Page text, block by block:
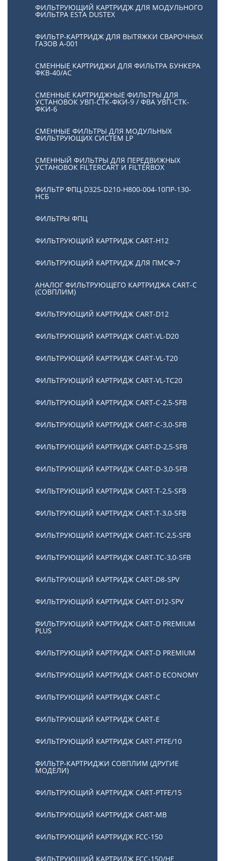
ФИЛЬТРУЮЩИЙ КАРТРИДЖ ДЛЯ МОДУЛЬНОГО
ФИЛЬТРА ESTA DUSTEX
ФИЛЬТР-КАРТРИДЖ ДЛЯ ВЫТЯЖКИ СВАРОЧНЫХ
ГАЗОВ А-001
СМЕННЫЕ КАРТРИДЖИ ДЛЯ ФИЛЬТРА БУНКЕРА
ФКВ-40/АС
СМЕННЫЕ КАРТРИДЖНЫЕ ФИЛЬТРЫ ДЛЯ
УСТАНОВОК УВП-СТК-ФКИ-9 / ФВА УВП-СТК-
ФКИ-6
СМЕННЫЕ ФИЛЬТРЫ ДЛЯ МОДУЛЬНЫХ
ФИЛЬТРУЮЩИХ СИСТЕМ LP
СМЕННЫЙ ФИЛЬТРЫ ДЛЯ ПЕРЕДВИЖНЫХ
УСТАНОВОК FILTERCART И FILTERBOX
ФИЛЬТР ФПЦ-D325-D210-H800-004-10ПР-130-
НСБ
ФИЛЬТРЫ ФПЦ
ФИЛЬТРУЮЩИЙ КАРТРИДЖ CART-H12
ФИЛЬТРУЮЩИЙ КАРТРИДЖ ДЛЯ ПМСФ-7
АНАЛОГ ФИЛЬТРУЮЩЕГО КАРТРИДЖА CART-C
(СОВПЛИМ)
ФИЛЬТРУЮЩИЙ КАРТРИДЖ CART-D12
ФИЛЬТРУЮЩИЙ КАРТРИДЖ CART-VL-D20
ФИЛЬТРУЮЩИЙ КАРТРИДЖ CART-VL-T20
ФИЛЬТРУЮЩИЙ КАРТРИДЖ CART-VL-TC20
ФИЛЬТРУЮЩИЙ КАРТРИДЖ CART-C-2,5-SFB
ФИЛЬТРУЮЩИЙ КАРТРИДЖ CART-C-3,0-SFB
ФИЛЬТРУЮЩИЙ КАРТРИДЖ CART-D-2,5-SFB
ФИЛЬТРУЮЩИЙ КАРТРИДЖ CART-D-3,0-SFB
ФИЛЬТРУЮЩИЙ КАРТРИДЖ CART-T-2,5-SFB
ФИЛЬТРУЮЩИЙ КАРТРИДЖ CART-T-3,0-SFB
ФИЛЬТРУЮЩИЙ КАРТРИДЖ CART-TC-2,5-SFB
ФИЛЬТРУЮЩИЙ КАРТРИДЖ CART-TC-3,0-SFB
ФИЛЬТРУЮЩИЙ КАРТРИДЖ CART-D8-SPV
ФИЛЬТРУЮЩИЙ КАРТРИДЖ CART-D12-SPV
ФИЛЬТРУЮЩИЙ КАРТРИДЖ CART-D PREMIUM
PLUS
ФИЛЬТРУЮЩИЙ КАРТРИДЖ CART-D PREMIUM
ФИЛЬТРУЮЩИЙ КАРТРИДЖ CART-D ECONOMY
ФИЛЬТРУЮЩИЙ КАРТРИДЖ CART-C
ФИЛЬТРУЮЩИЙ КАРТРИДЖ CART-E
ФИЛЬТРУЮЩИЙ КАРТРИДЖ CART-PTFE/10
ФИЛЬТР-КАРТРИДЖИ СОВПЛИМ (ДРУГИЕ
МОДЕЛИ)
ФИЛЬТРУЮЩИЙ КАРТРИДЖ CART-PTFE/15
ФИЛЬТРУЮЩИЙ КАРТРИДЖ CART-MB
ФИЛЬТРУЮЩИЙ КАРТРИДЖ FCC-150
ФИЛЬТРУЮЩИЙ КАРТРИДЖ FCC-150/HE